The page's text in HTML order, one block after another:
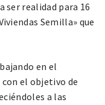
ser realidad para 16
Semilla» que
en el
el objetivo de
a las